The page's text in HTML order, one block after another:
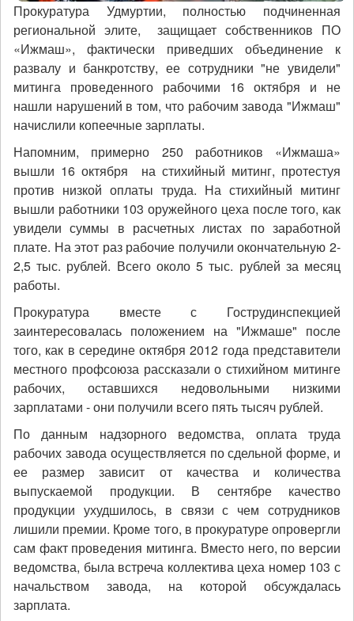
Прокуратура Удмуртии, полностью подчиненная
региональной элите, защищает собственников ПО
«Ижмаш», фактически приведших объединение к
развалу и банкротству, ее сотрудники "не увидели"
митинга проведенного рабочими 16 октября и не
нашли нарушений в том, что рабочим завода "Ижмаш"
начислили копеечные зарплаты.
Напомним, примерно 250 работников «Ижмаша»
вышли 16 октября на стихийный митинг, протестуя
против низкой оплаты труда. На стихийный митинг
вышли работники 103 оружейного цеха после того, как
увидели суммы в расчетных листах по заработной
плате. На этот раз рабочие получили окончательную 2-
2,5 тыс. рублей. Всего около 5 тыс. рублей за месяц
работы.
Прокуратура вместе с Гострудинспекцией
заинтересовалась положением на "Ижмаше" после
того, как в середине октября 2012 года представители
местного профсоюза рассказали о стихийном митинге
рабочих, оставшихся недовольными низкими
зарплатами - они получили всего пять тысяч рублей.
По данным надзорного ведомства, оплата труда
рабочих завода осуществляется по сдельной форме, и
ее размер зависит от качества и количества
выпускаемой продукции. В сентябре качество
продукции ухудшилось, в связи с чем сотрудников
лишили премии. Кроме того, в прокуратуре опровергли
сам факт проведения митинга. Вместо него, по версии
ведомства, была встреча коллектива цеха номер 103 с
начальством завода, на которой обсуждалась
зарплата.